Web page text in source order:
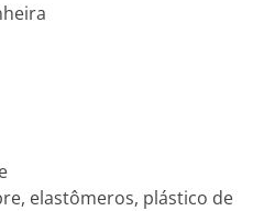
elastômeros, plástico de